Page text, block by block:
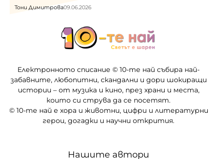
Тони Димитрова09.06.2026
Електронното списание © 10-те най събира най-
забавните, любопитни, скандални и дори шокиращи
истории – от музика и кино, през храни и места,
които си струва да се посетят.
© 10-те най е хора и животни, цифри и литературни
герои, догадки и научни открития.
Нашите автори